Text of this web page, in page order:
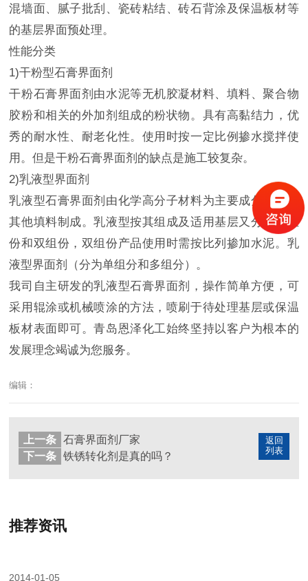
混墙面、腻子批刮、瓷砖粘结、砖石背涂及保温板材等
的基层界面预处理。
性能分类
1)干粉型石膏界面剂
干粉石膏界面剂由水泥等无机胶凝材料、填料、聚合物
胶粉和相关的外加剂组成的粉状物。具有高黏结力，优
秀的耐水性、耐老化性。使用时按一定比例掺水搅拌使
用。但是干粉石膏界面剂的缺点是施工较复杂。
2)乳液型界面剂
乳液型石膏界面剂由化学高分子材料为主要成分，辅以
其他填料制成。乳液型按其组成及适用基层又分为单组
份和双组份，双组份产品使用时需按比列掺加水泥。乳
液型界面剂（分为单组分和多组分）。
我司自主研发的乳液型石膏界面剂，操作简单方便，可
采用辊涂或机械喷涂的方法，喷刷于待处理基层或保温
板材表面即可。青岛恩泽化工始终坚持以客户为根本的
发展理念竭诚为您服务。
编辑：
返回
列表
上一条
石膏界面剂厂家
下一条
铁锈转化剂是真的吗？
推荐资讯
2014-01-05